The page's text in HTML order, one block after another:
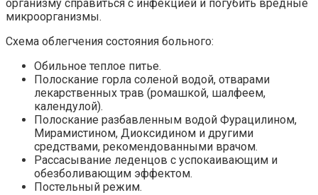
организму справиться с инфекцией и погубить вредные
микроорганизмы.
Схема облегчения состояния больного:
Обильное теплое питье.
Полоскание горла соленой водой, отварами
лекарственных трав (ромашкой, шалфеем,
календулой).
Полоскание разбавленным водой Фурацилином,
Мирамистином, Диоксидином и другими
средствами, рекомендованными врачом.
Рассасывание леденцов с успокаивающим и
обезболивающим эффектом.
Постельный режим.